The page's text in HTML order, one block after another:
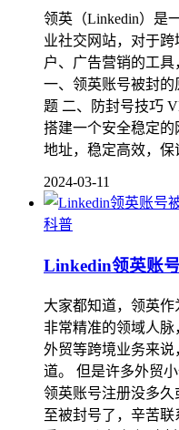
领英（Linkedin）是
业社交网站，对于
户、广告营销的工具
一、领英账号被封的
题 二、防封号技巧
搭建一个安全稳定
地址，稳定高效，
2024-03-11
科普
Linkedin领英账
大家都知道，领英
非常精准的领域人
外贸等跨境业务来
道。 但是许多外贸
领英账号注册没多
至被封号了，辛苦